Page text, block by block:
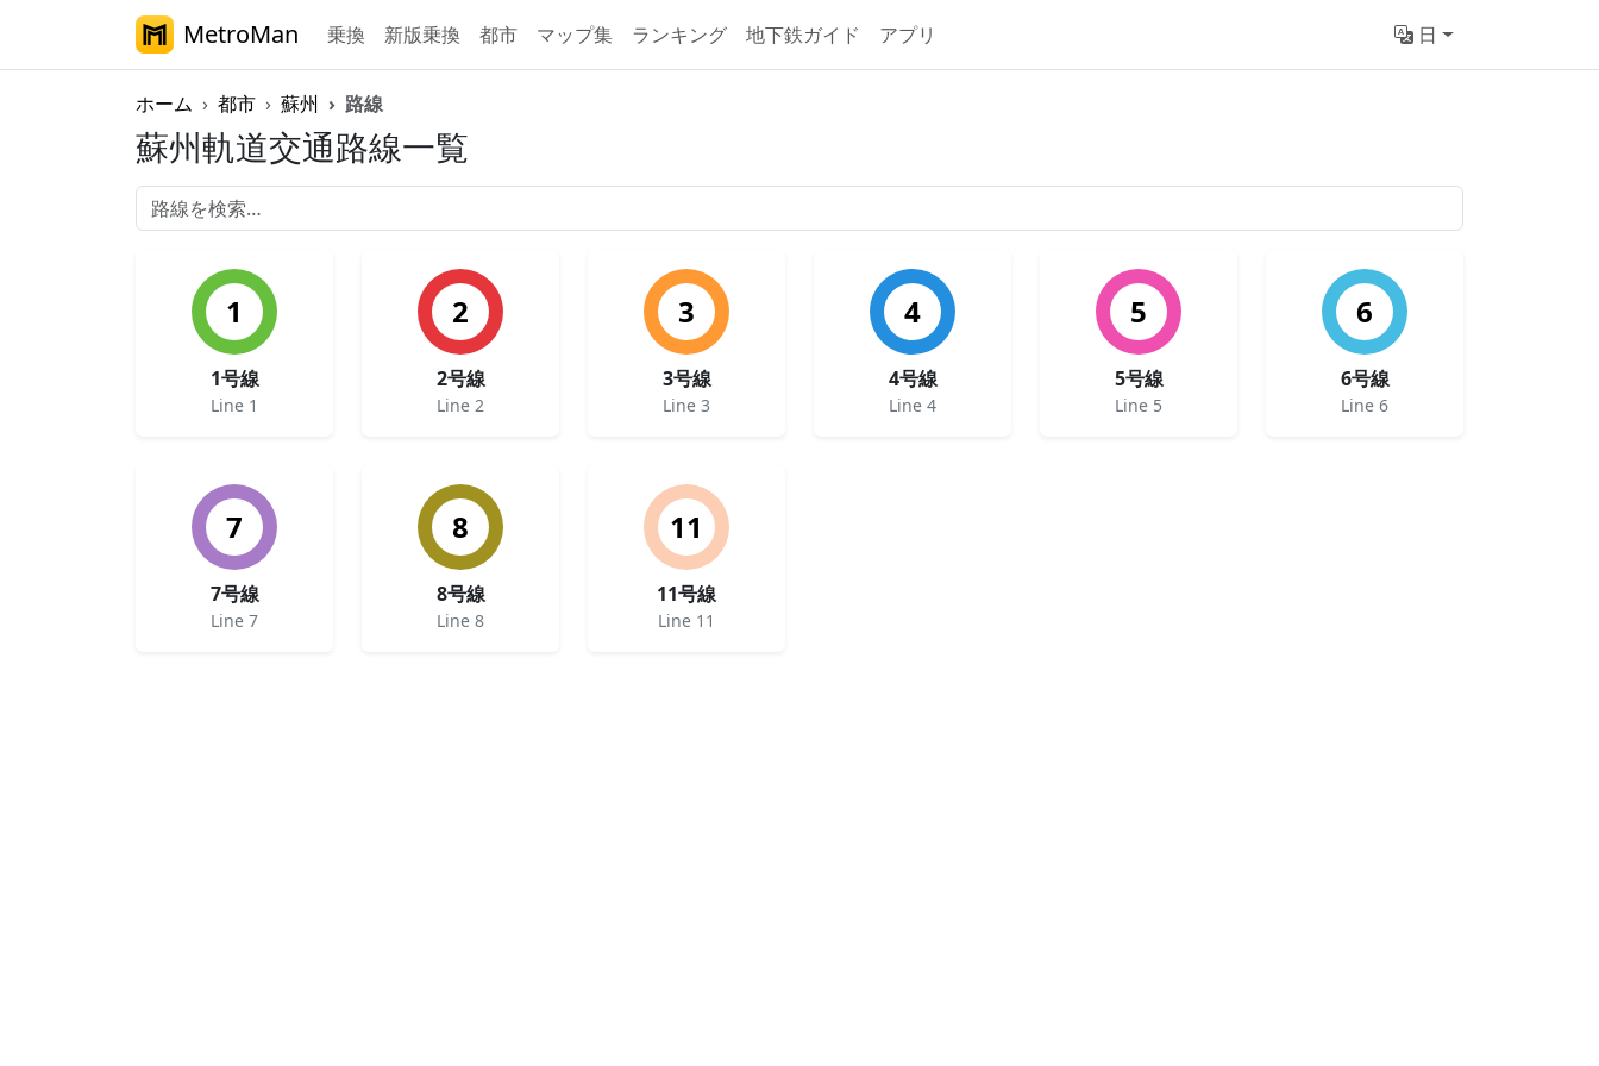
MetroMan 乗換 新版乗換 都市 マップ集 ランキング 地下鉄ガイド アプリ 日
ホーム 都市 蘇州 路線
蘇州軌道交通路線一覧
1
1号線
Line 1
2
2号線
Line 2
3
3号線
Line 3
4
4号線
Line 4
5
5号線
Line 5
6
6号線
Line 6
7
7号線
Line 7
8
8号線
Line 8
11
11号線
Line 11